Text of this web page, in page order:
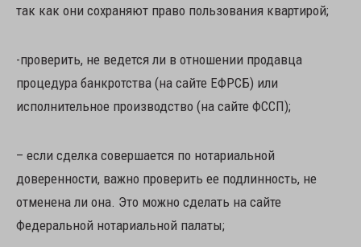
так как они сохраняют право пользования квартирой;
-проверить, не ведется ли в отношении продавца
процедура банкротства (на сайте ЕФРСБ) или
исполнительное производство (на сайте ФССП);
– если сделка совершается по нотариальной
доверенности, важно проверить ее подлинность, не
отменена ли она. Это можно сделать на сайте
Федеральной нотариальной палаты;